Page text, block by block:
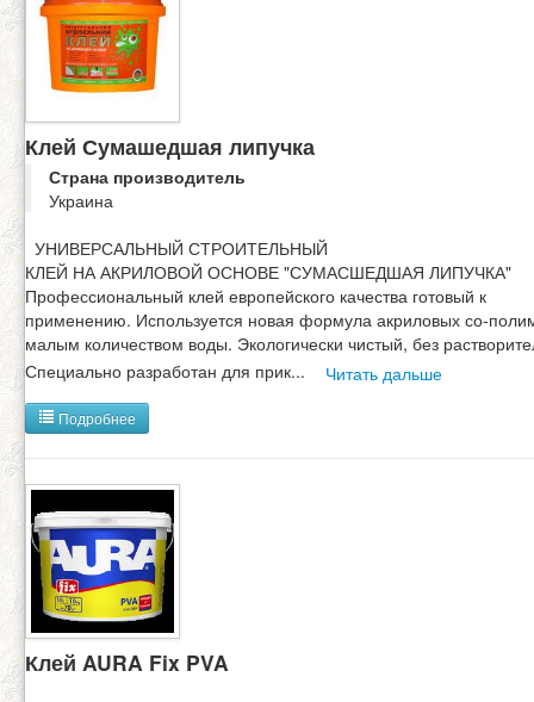
Клей Сумашедшая липучка
Страна производитель
Украина
УНИВЕРСАЛЬНЫЙ СТРОИТЕЛЬНЫЙ
КЛЕЙ НА АКРИЛОВОЙ ОСНОВЕ "СУМАСШЕДШАЯ ЛИПУЧКА"
Профессиональный клей европейского качества готовый к
применению. Используется новая формула акриловых со-
малым количеством воды. Экологически чистый, без
Специально разработан для прик... Читать дальше
Подробнее
Клей AURA Fix PVA